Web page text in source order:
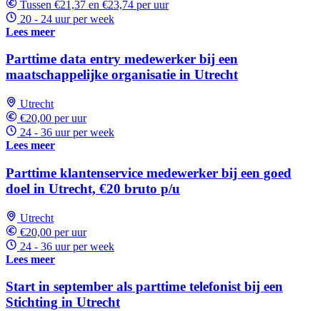
Tussen €21,37 en €23,74 per uur
20 - 24 uur per week
Lees meer
Parttime data entry medewerker bij een
maatschappelijke organisatie in Utrecht
Utrecht
€20,00 per uur
24 - 36 uur per week
Lees meer
Parttime klantenservice medewerker bij een goed
doel in Utrecht, €20 bruto p/u
Utrecht
€20,00 per uur
24 - 36 uur per week
Lees meer
Start in september als parttime telefonist bij een
Stichting in Utrecht